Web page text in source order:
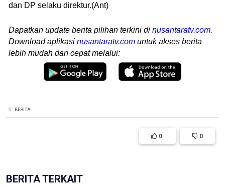
dan DP selaku direktur.(Ant)
Dapatkan update berita pilihan terkini di nusantaratv.com.
Download aplikasi nusantaratv.com untuk akses berita
lebih mudah dan cepat melalui:
BERITA
0 0
BERITA TERKAIT